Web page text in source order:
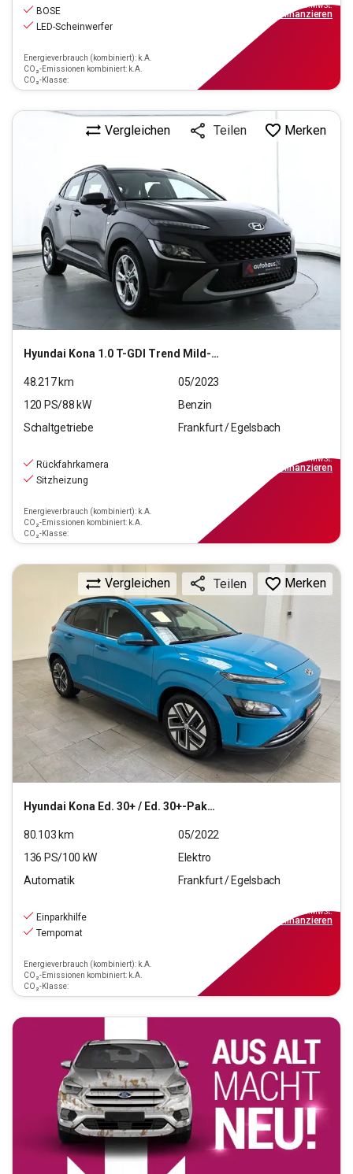
BOSE
LED-Scheinwerfer
Energieverbrauch (kombiniert): k.A.
CO₂-Emissionen kombiniert: k.A.
CO₂-Klasse:
inkl.MwSt.
finanzieren
Hyundai Kona 1.0 T-GDI Trend Mild-Hybrid 2WD (EURO 6d)
Vergleichen Teilen Merken
48.217km
05/2023
120 PS/88 kW
Benzin
Schaltgetriebe
Frankfurt / Egelsbach
Rückfahrkamera
Sitzheizung
Energieverbrauch (kombiniert): k.A.
CO₂-Emissionen kombiniert: k.A.
CO₂-Klasse:
inkl.MwSt.
finanzieren
Hyundai Kona Ed. 30+ / Ed. 30+-Paket Elektro 2WD
Vergleichen Teilen Merken
80.103 km
05/2022
136 PS/100 kW
Elektro
Automatik
Frankfurt / Egelsbach
Einparkhilfe
Tempomat
Energieverbrauch (kombiniert): k.A.
CO₂-Emissionen kombiniert: k.A.
CO₂-Klasse:
inkl.MwSt.
finanzieren